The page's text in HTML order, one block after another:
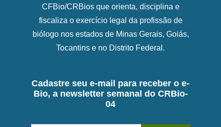
CFBio/CRBios que orienta, disciplina e
fiscaliza o exercício legal da profissão de
biólogo nos estados de Minas Gerais, Goiás,
Tocantins e no Distrito Federal.
Cadastre seu e-mail para receber o e-
Bio, a newsletter semanal do CRBio-
04